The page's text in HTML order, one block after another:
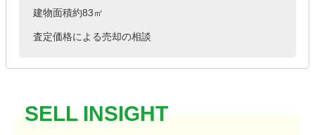
建物面積約83㎡
査定価格による売却の相談